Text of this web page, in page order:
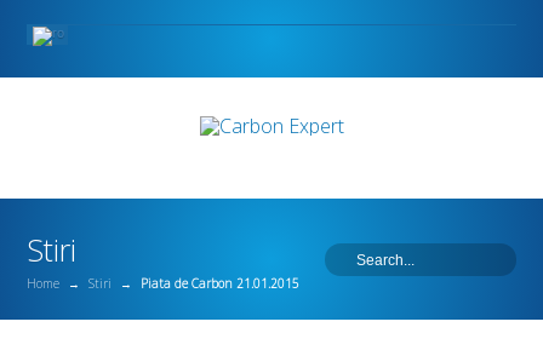
Stiri
Home → Stiri → Piata de Carbon 21.01.2015